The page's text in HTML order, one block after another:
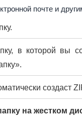
почте и
в которой вы
создаст
на жестком